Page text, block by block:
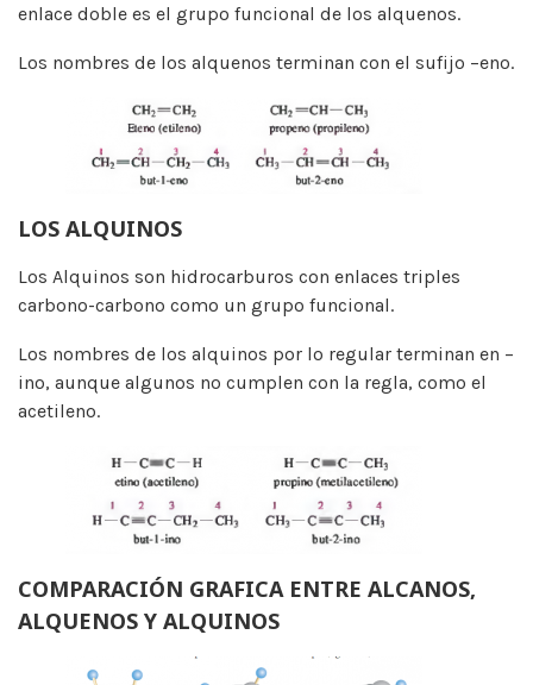
enlace doble es el grupo funcional de los alquenos.
Los nombres de los alquenos terminan con el sufijo –eno.
LOS ALQUINOS
Los Alquinos son hidrocarburos con enlaces triples
carbono-carbono como un grupo funcional.
Los nombres de los alquinos por lo regular terminan en –
ino, aunque algunos no cumplen con la regla, como el
acetileno.
COMPARACIÓN GRAFICA ENTRE ALCANOS,
ALQUENOS Y ALQUINOS